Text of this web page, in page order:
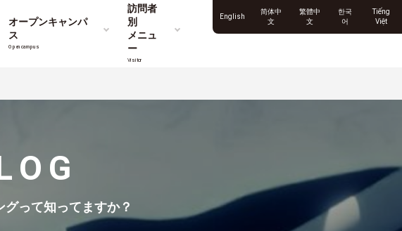
オープンキャンパ
ス
Opencampus
訪問者
別
メニュ
ー
Visitor
English
简体中
文
繁體中
文
한국
어
Tiếng
Việt
グって知ってますか？